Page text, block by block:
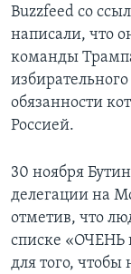
Buzzfeed со
написали, что
команды
обязанности
Россией.
30 ноября
делегации на
отметив, что
списке «ОЧЕНЬ
для того,